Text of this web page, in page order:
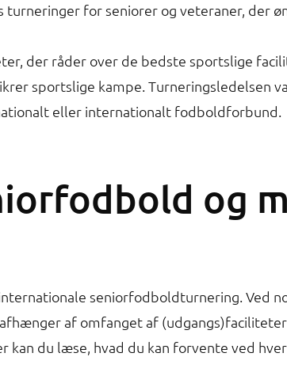
for seniorer og veteraner, der
der råder over de bedste sportslige
sportslige kampe. Turneringsledelsen
eller internationalt fodboldforbund.
og
seniorfodboldturnering. Ved
af omfanget af
du læse, hvad du kan forvente ved